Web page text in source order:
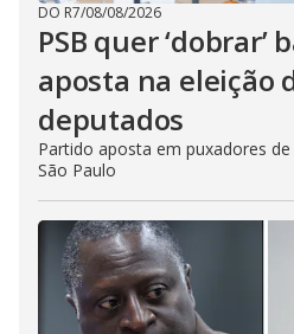
DO R7/08/08/2026
PSB quer ‘dobrar’
aposta na eleição
deputados
Partido aposta em puxadores
São Paulo